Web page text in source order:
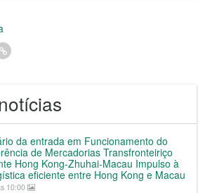
da entrada em Funcionamento do
de Mercadorias Transfronteiriço
Hong Kong-Zhuhai-Macau Impulso à
eficiente entre Hong Kong e Macau
10:00